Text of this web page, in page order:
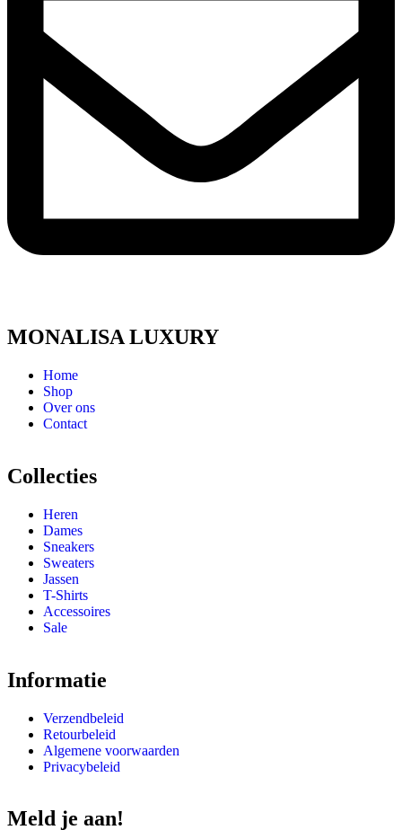
MONALISA LUXURY
Home
Shop
Over ons
Contact
Collecties
Heren
Dames
Sneakers
Sweaters
Jassen
T-Shirts
Accessoires
Sale
Informatie
Verzendbeleid
Retourbeleid
Algemene voorwaarden
Privacybeleid
Meld je aan!